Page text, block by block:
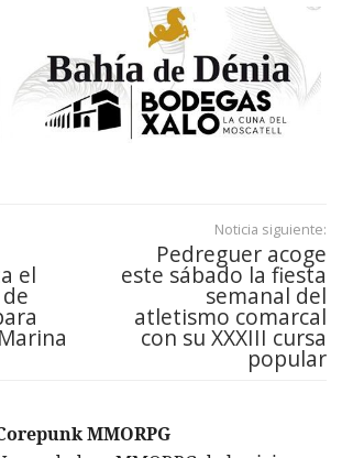
el
Noticia siguiente:
Pedreguer acoge
este sábado la fiesta
semanal del
atletismo comarcal
con su XXXIII cursa
popular
MMORPG